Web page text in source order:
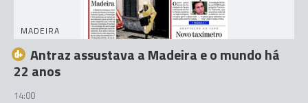
MADEIRA
Antraz assustava a Madeira e o mundo há
22 anos
14:00